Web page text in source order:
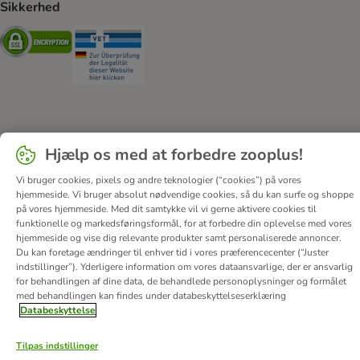
Sikkerhed
Security
Om os
Forordning om digitale tjenester
Generelle vilkår
Fortryd aftale
Betaling Levering
Databeskyttelse
Tilgængelighedserklæring
Corporate Website
© zooplus SE 2026
Hjælp os med at forbedre zooplus!
Vi bruger cookies, pixels og andre teknologier (“cookies”) på vores
hjemmeside. Vi bruger absolut nødvendige cookies, så du kan surfe og shoppe
på vores hjemmeside. Med dit samtykke vil vi gerne aktivere cookies til
funktionelle og markedsføringsformål, for at forbedre din oplevelse med vores
hjemmeside og vise dig relevante produkter samt personaliserede annoncer.
Du kan foretage ændringer til enhver tid i vores præferencecenter (“Juster
indstillinger”). Yderligere information om vores dataansvarlige, der er ansvarlig
for behandlingen af ​​dine data, de behandlede personoplysninger og formålet
med behandlingen kan findes under databeskyttelseserklæring
Databeskyttelse
Tilpas indstillinger